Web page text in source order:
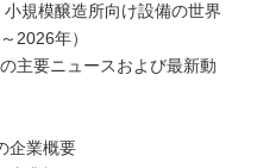
規模醸造所向け設備の世界
2026年）
主要ニュースおよび最新動
企業概要